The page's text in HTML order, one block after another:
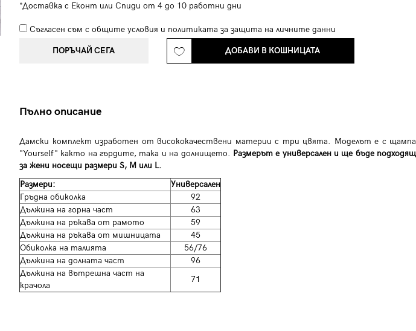
*Доставка с Еконт или Спиди от 4 до 10 работни дни
Съгласен съм с общите условия и политиката за защита на личните данни
ПОРЪЧАЙ СЕГА ДОБАВИ В КОШНИЦАТА
Пълно описание
Дамски комплект изработен от висококачествени материи с три цвята. Моделът е с щампа
"Yourself" както на гърдите, така и на долнището. Размерът е универсален и ще бъде подходящ
за жени носещи размери S, M или L.
Размери:
Универсален
Гръдна обиколка
92
Дължина на горна част
63
Дължина на ръкава от рамото
59
Дължина на ръкава от мишницата
45
Обиколка на талията
56/76
Дължина на долната част
96
Дължина на вътрешна част на
крачола
71